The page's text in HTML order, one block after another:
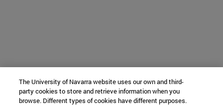
The University of Navarra website uses our own and third-
party cookies to store and retrieve information when you
browse. Different types of cookies have different purposes.